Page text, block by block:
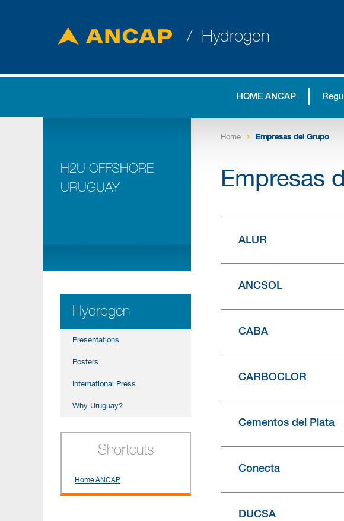
/ Hydrogen
HOME ANCAP
H2U OFFSHORE
URUGUAY
Hydrogen
Presentations
Posters
International Press
Why Uruguay?
Shortcuts
Home ANCAP
Home Empresas del Grupo
Empresas
ALUR
ANCSOL
CABA
CARBOCLOR
Cementos del Plata
Conecta
DUCSA